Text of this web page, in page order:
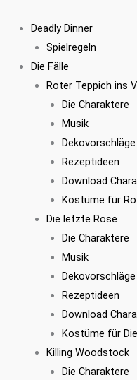
Inhalt
springen
Deadly Dinner
Spielregeln
Die Fälle
Roter Teppich ins
Die Charaktere
Musik
Dekovorschläge
Rezeptideen
Download
Kostüme für
Die letzte Rose
Die Charaktere
Musik
Dekovorschläge
Rezeptideen
Download
Kostüme für
Killing Woodstock
Die Charaktere
Stanley
Menge